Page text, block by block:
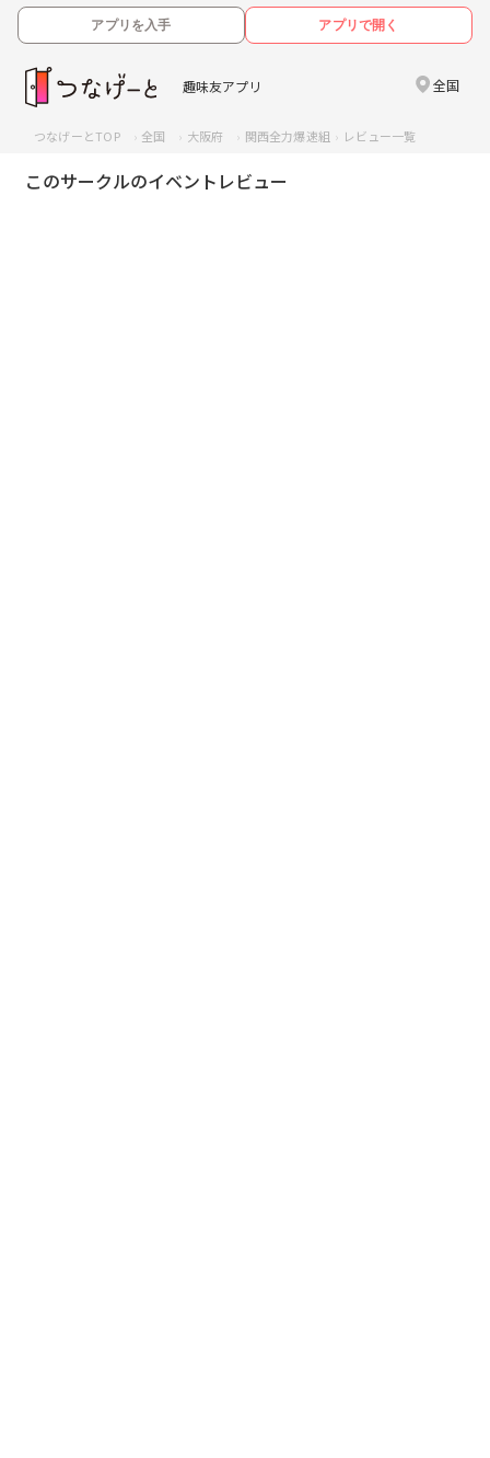
アプリを入手 アプリで開く
趣味友アプリ 全国
つなげーとTOP 全国 大阪府 関西全力爆速組 レビュー一覧
このサークルのイベントレビュー